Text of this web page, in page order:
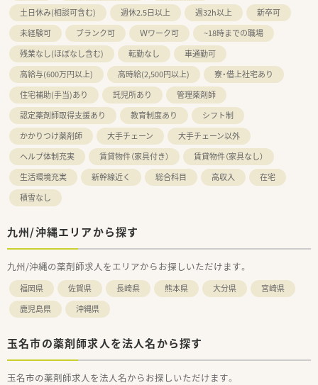
土日休み(相談可含む)
週休2.5日以上 週32h以上
新卒可
未経験可
ブランク可 Ｗワーク可
~18時までの職場
残業なし(ほぼなし含む)
転勤なし
車通勤可
高給与(600万円以上)
高時給(2,500円以上)
寮・借上社宅あり
住宅補助(手当)あり
託児所あり
管理薬剤師
認定薬剤師取得支援あり
教育制度あり
シフト制
かかりつけ薬剤師
大手チェーン
大手チェーン以外
ヘルプ体制充実
賃貸物件（家具付き）
賃貸物件（家具なし）
生活環境充実
新幹線近く 総合科目 高収入
在宅
積雪なし
九州/沖縄エリアから探す
九州/沖縄の薬剤師求人をエリアからお探しいただけます。
福岡県 佐賀県 長崎県 熊本県 大分県
宮崎県
鹿児島県
沖縄県
玉名市の薬剤師求人を法人名から探す
玉名市の薬剤師求人を法人名からお探しいただけます。